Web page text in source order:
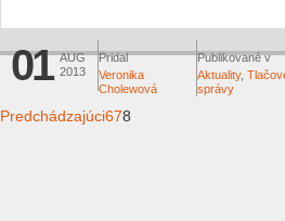
01 AUG
2013
Pridal
Veronika
Cholewová
Publikované v
Aktuality,
správy
Predchádzajúci678